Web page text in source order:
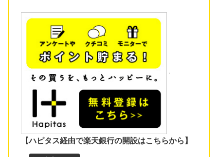
【ハピタス経由で楽天銀行の開設はこちらから】